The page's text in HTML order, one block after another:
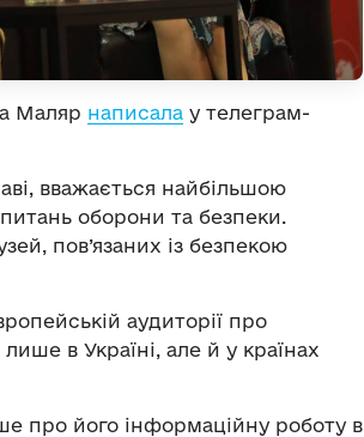
Маляр написала у телеграм-
вважається найбільшою
оборони та безпеки.
пов’язаних із безпекою
аудиторії про
в Україні, але й у країнах
про його інформаційну роботу в